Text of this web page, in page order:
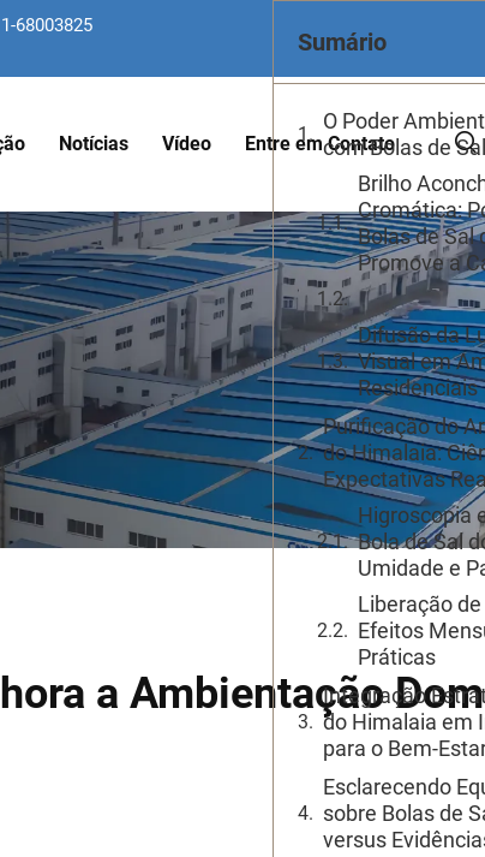
68003825
Notícias Vídeo Entre em Contato
a Ambientação
Sumário
O Poder
com Bolas de
Brilho
Cromática:
Bolas de Sal
Promove a
Difusão da
Visual em
Residenciais
Purificação do
do Himalaia:
Expectativas
Higroscopia
Bola de Sal
Umidade e
Liberação
Efeitos
Práticas
Integração
do Himalaia em
para o Bem-
Esclarecendo
sobre Bolas de
versus